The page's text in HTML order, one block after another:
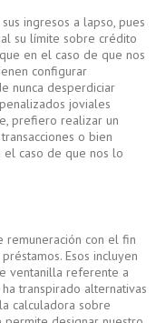
ingresos a lapso, pues
su límite sobre crédito
en el caso de que nos
configurar
nunca desperdiciar
joviales
prefiero realizar un
o bien
caso de que nos lo
remuneración con el fin
Esos incluyen
ventanilla referente a
transpirado alternativas
calculadora sobre